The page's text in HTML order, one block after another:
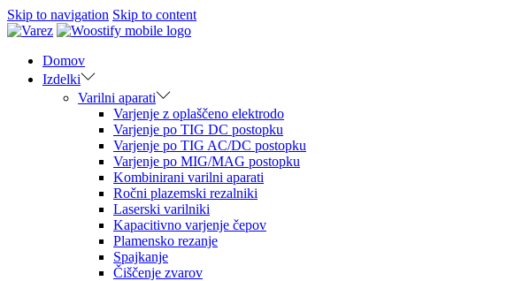
Skip to navigation Skip to content
Domov
Izdelki
Varilni aparati
Varjenje z oplaščeno elektrodo
Varjenje po TIG DC postopku
Varjenje po TIG AC/DC postopku
Varjenje po MIG/MAG postopku
Kombinirani varilni aparati
Ročni plazemski rezalniki
Laserski varilniki
Kapacitivno varjenje čepov
Plamensko rezanje
Spajkanje
Čiščenje zvarov